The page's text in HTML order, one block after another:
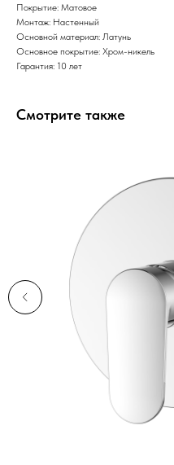
Покрытие: Матовое
Монтаж: Настенный
Основной материал: Латунь
Основное покрытие: Хром-никель
Гарантия: 10 лет
Смотрите также